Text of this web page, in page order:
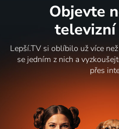
Objevte
televizní
Lepší.TV si oblíbilo už více
se jedním z nich a
přes